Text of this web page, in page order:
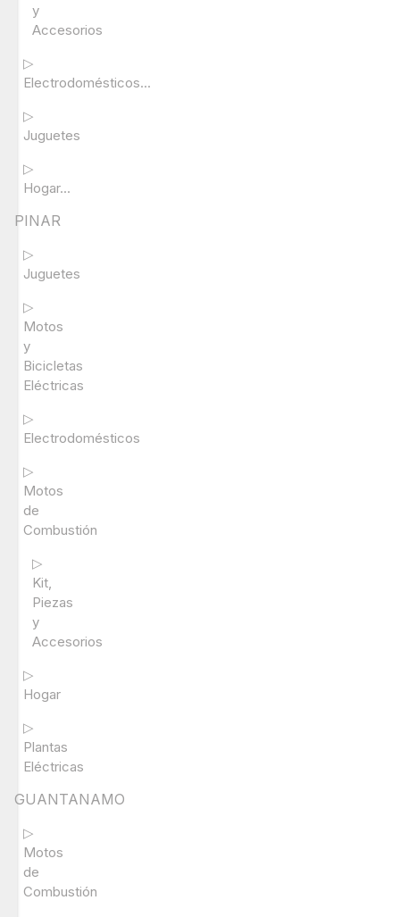
y
Accesorios
▷
Electrodomésticos...
▷
Juguetes
▷
Hogar...
PINAR
▷
Juguetes
▷
Motos
y
Bicicletas
Eléctricas
▷
Electrodomésticos
▷
Motos
de
Combustión
▷
Kit,
Piezas
y
Accesorios
▷
Hogar
▷
Plantas
Eléctricas
GUANTANAMO
▷
Motos
de
Combustión